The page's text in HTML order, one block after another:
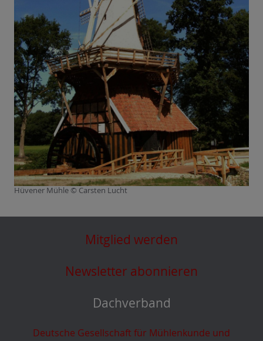
Hüvener Mühle © Carsten Lucht
Mitglied werden
Newsletter abonnieren
Dachverband
Deutsche Gesellschaft für Mühlenkunde und